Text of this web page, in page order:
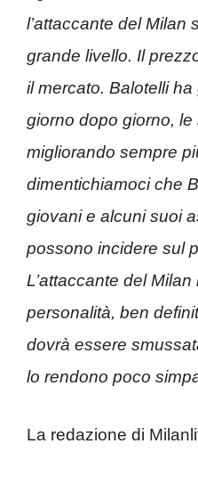
l’attaccante del Milan
grande livello. Il
il mercato. Balotelli
giorno dopo giorno,
migliorando sempre
dimentichiamoci che
giovani e alcuni suoi
possono incidere sul
L’attaccante del
personalità, ben
dovrà essere
lo rendono poco
La redazione di